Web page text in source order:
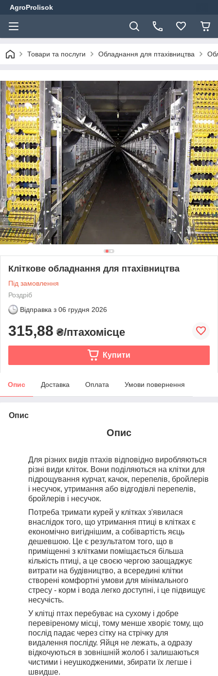
AgroProlisok
Товари та послуги Обладнання для птахівництва
Кліткове обладнання для птахівництва
Під замовлення
Роздріб
Відправка з 06 грудня 2026
315,88 ₴/птахомісце
Купити
Опис Доставка Оплата Умови повернення
Опис
Опис
Для різних видів птахів відповідно виробляються
різні види кліток. Вони поділяються на клітки для
підрощування курчат, качок, перепелів, бройлерів
і несучок, утримання або відгодівлі перепелів,
бройлерів і несучок.
Потреба тримати курей у клітках з'явилася
внаслідок того, що утримання птиці в клітках є
економічно вигіднішим, a собівартість яєць
дешевшою. Це є результатом того, що в
приміщенні з клітками поміщається більша
кількість птиці, a це своєю чергою заощаджує
витрати на будівництво, a всередині клітки
створені комфортні умови для мінімального
стресу - корм і вода легко доступні, і це підвищує
несучість.
У клітці птах перебуває на сухому і добре
перевіреному місці, тому менше хворіє тому, що
послід падає через сітку на стрічку для
видалення посліду. Яйця не лежать, a одразу
відкочуються в зовнішній жолоб і залишаються
чистими і неушкодженими, збирати їх легше і
швидше.